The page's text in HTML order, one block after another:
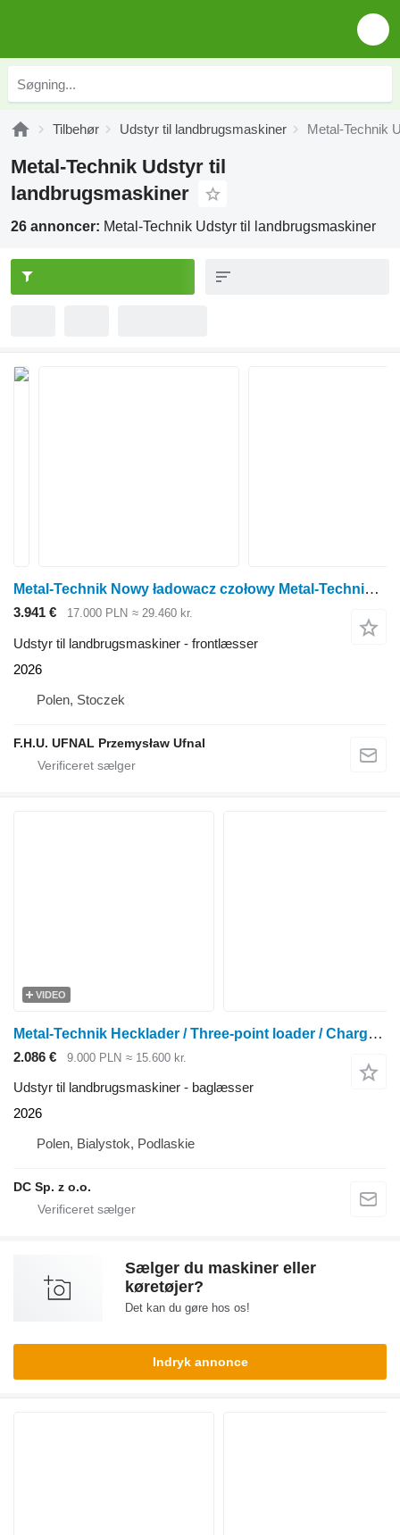
Tilbehør Udstyr til landbrugsmaskiner Metal-Technik
Metal-Technik Udstyr til
landbrugsmaskiner
26 annoncer: Metal-Technik Udstyr til landbrugsmaskiner
Metal-Technik Nowy ładowacz czołowy Metal-Technik Frontlader für New Holland/F
3.941 € 17.000 PLN ≈ 29.460 kr.
Udstyr til landbrugsmaskiner - frontlæsser
2026
Polen, Stoczek
F.H.U. UFNAL Przemysław Ufnal
VIDEO
Metal-Technik Hecklader / Three-point loader / Chargeur 3 points
2.086 € 9.000 PLN ≈ 15.600 kr.
Udstyr til landbrugsmaskiner - baglæsser
2026
Polen, Bialystok, Podlaskie
DC Sp. z o.o.
Sælger du maskiner eller
køretøjer?
Det kan du gøre hos os!
Indryk annonce